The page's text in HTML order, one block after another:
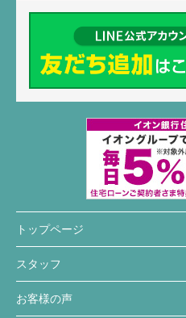
トップページ
スタッフ
お客様の声